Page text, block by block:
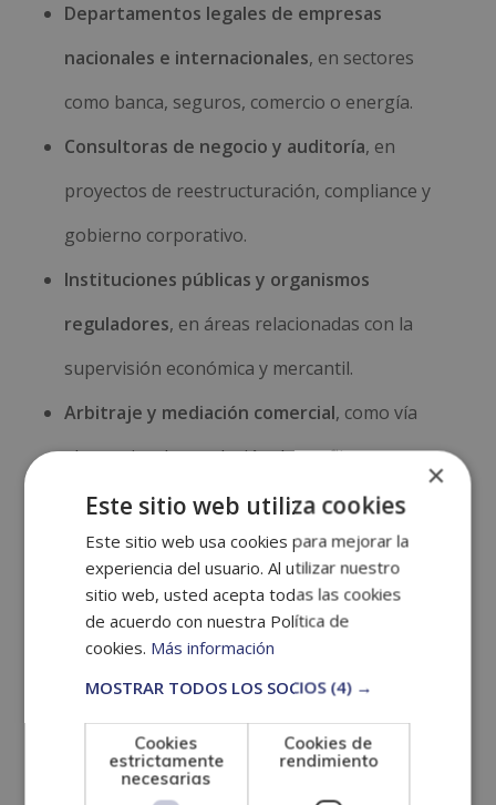
Departamentos legales de empresas
nacionales e internacionales, en sectores
como banca, seguros, comercio o energía.
Consultoras de negocio y auditoría, en
proyectos de reestructuración, compliance y
gobierno corporativo.
Instituciones públicas y organismos
reguladores, en áreas relacionadas con la
supervisión económica y mercantil.
Arbitraje y mediación comercial, como vía
alternativa de resolución de conflictos.
Práctica independiente, ofreciendo servicios
de asesoramiento a empresas y
emprendedores.
Modalidad del
Máster en
Derecho Mercantil
×
Este sitio web utiliza cookies
Este sitio web usa cookies para mejorar la
experiencia del usuario. Al utilizar nuestro
sitio web, usted acepta todas las cookies
de acuerdo con nuestra Política de
cookies. Más información
MOSTRAR TODOS LOS SOCIOS (4) →
Cookies
estrictamente
necesarias
Cookies de
rendimiento